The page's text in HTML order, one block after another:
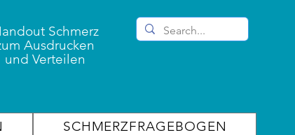
Schmerz
Ausdrucken
und Verteilen
SCHMERZFRAGEBOGEN